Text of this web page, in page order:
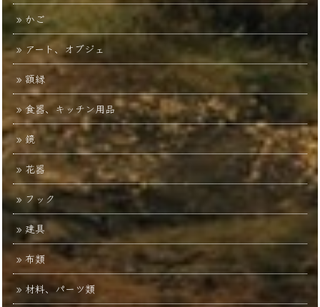
かご
アート、オブジェ
額縁
食器、キッチン用品
鏡
花器
フック
建具
布類
材料、パーツ類